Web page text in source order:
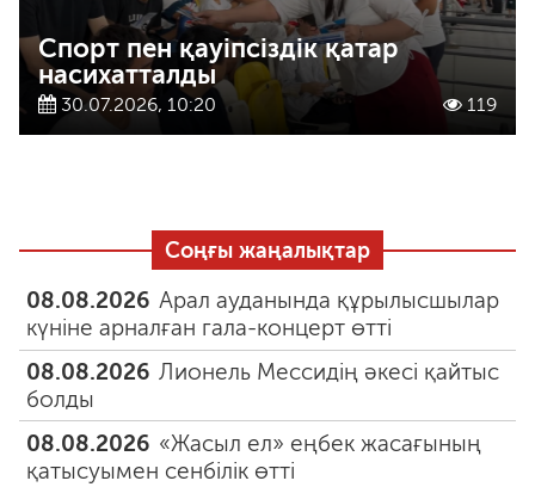
Спорт пен қауіпсіздік қатар
насихатталды
30.07.2026, 10:20 119
Соңғы жаңалықтар
08.08.2026 Арал ауданында құрылысшылар
күніне арналған гала-концерт өтті
08.08.2026 Лионель Мессидің әкесі қайтыс
болды
08.08.2026 «Жасыл ел» еңбек жасағының
қатысуымен сенбілік өтті